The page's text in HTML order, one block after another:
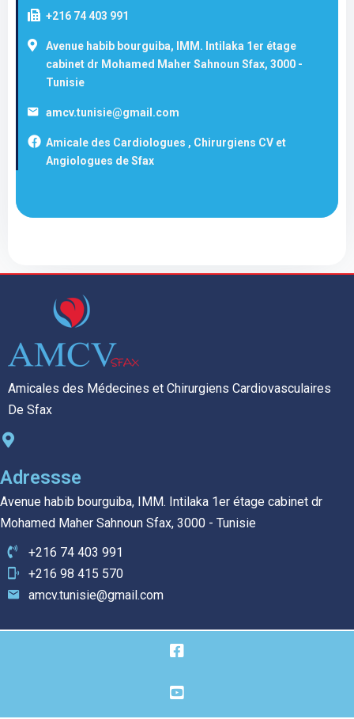
+216 74 403 991
Avenue habib bourguiba, IMM. Intilaka 1er étage
cabinet dr Mohamed Maher Sahnoun Sfax, 3000 -
Tunisie
amcv.tunisie@gmail.com
Amicale des Cardiologues , Chirurgiens CV et
Angiologues de Sfax
Amicales des Médecines et Chirurgiens Cardiovasculaires
De Sfax
Adressse
Avenue habib bourguiba, IMM. Intilaka 1er étage cabinet dr
Mohamed Maher Sahnoun Sfax, 3000 - Tunisie
+216 74 403 991
+216 98 415 570
amcv.tunisie@gmail.com